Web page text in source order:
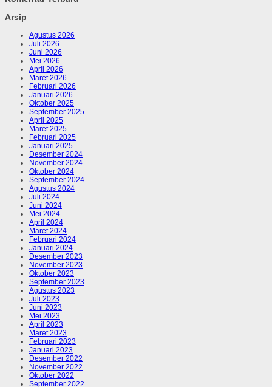
Arsip
Agustus 2026
Juli 2026
Juni 2026
Mei 2026
April 2026
Maret 2026
Februari 2026
Januari 2026
Oktober 2025
September 2025
April 2025
Maret 2025
Februari 2025
Januari 2025
Desember 2024
November 2024
Oktober 2024
September 2024
Agustus 2024
Juli 2024
Juni 2024
Mei 2024
April 2024
Maret 2024
Februari 2024
Januari 2024
Desember 2023
November 2023
Oktober 2023
September 2023
Agustus 2023
Juli 2023
Juni 2023
Mei 2023
April 2023
Maret 2023
Februari 2023
Januari 2023
Desember 2022
November 2022
Oktober 2022
September 2022